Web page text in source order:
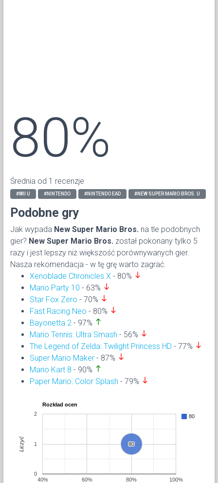
80%
Średnia od 1 recenzje
#WII U #NINTENDO #NINTENDO EAD #NEW SUPER MARIO BROS. U
Podobne gry
Jak wypada New Super Mario Bros. na tle podobnych
gier? New Super Mario Bros. został pokonany tylko 5
razy i jest lepszy niż większość porównywanych gier.
Nasza rekomendacja - w tę grę warto zagrać.
Xenoblade Chronicles X - 80% south
Mario Party 10 - 63% south
Star Fox Zero - 70% south
Fast Racing Neo - 80% south
Bayonetta 2 - 97% north
Mario Tennis: Ultra Smash - 56% south
The Legend of Zelda: Twilight Princess HD - 77% south
Super Mario Maker - 87% south
Mario Kart 8 - 90% north
Paper Mario: Color Splash - 79% south
Rozkład ocen
80
80
80
40% 60% 80% 100%
0
1
2
Liczyć